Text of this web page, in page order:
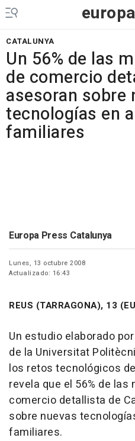
europa
CATALUNYA
Un 56% de las
de comercio
asesoran sobre
tecnologías en
familiares
Europa Press Catalunya
Lunes, 13 octubre 2008
Actualizado: 16:43
REUS (TARRAGONA), 13
Un estudio elaborado
de la Universitat
los retos tecnológicos
revela que el 56% de
comercio detallista de
sobre nuevas
familiares.